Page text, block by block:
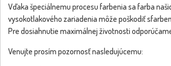
Vďaka špeciálnemu procesu farbenia sa farba
vysokotlakového zariadenia môže poškodiť
Pre dosiahnutie maximálnej životnosti
Venujte prosím pozornosť nasledujúcemu: